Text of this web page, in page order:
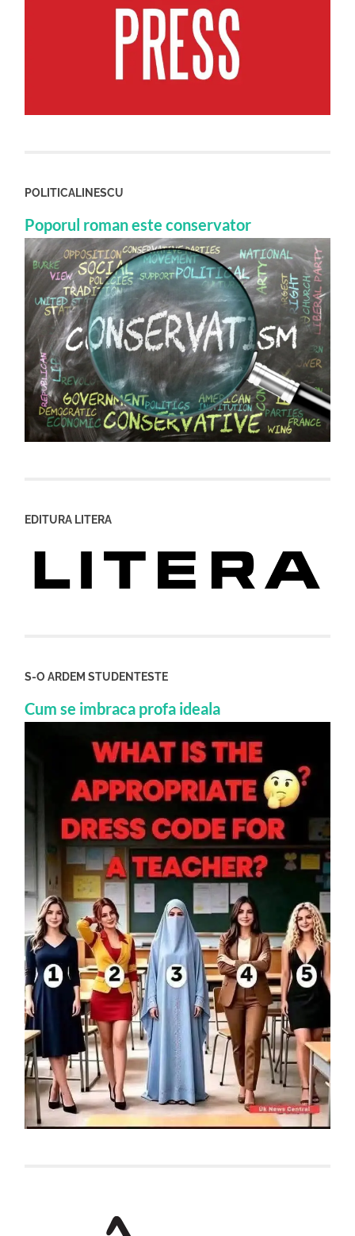
POLITICALINESCU
Poporul roman este conservator
EDITURA LITERA
S-O ARDEM STUDENTESTE
Cum se imbraca profa ideala